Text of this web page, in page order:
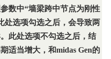
数中“墙梁跨中节点为刚性
处选项勾选之后，会导致两
此处选项不勾选之后，结
适当增大，和midas Gen的